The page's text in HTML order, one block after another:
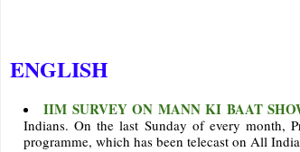
ENGLISH
IIM SURVEY ON MANN KI BAAT
Indians. On the last Sunday of every month,
programme, which has been telecast on All